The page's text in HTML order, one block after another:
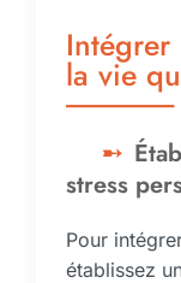
Intégrer
la vie
stress
Pour
établissez